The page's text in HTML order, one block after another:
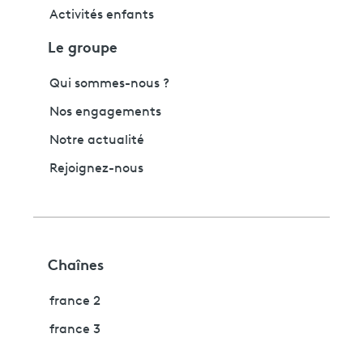
Activités enfants
Le groupe
Qui sommes-nous ?
Nos engagements
Notre actualité
Rejoignez-nous
Chaînes
france 2
france 3